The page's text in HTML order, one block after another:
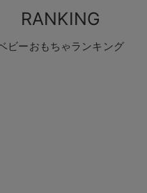
RANKING
ビーおもちゃランキング